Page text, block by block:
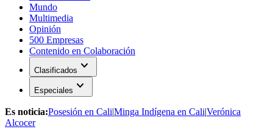
Mundo
Multimedia
Opinión
500 Empresas
Contenido en Colaboración
Clasificados expand_more
Especiales expand_more
Es noticia:Posesión en Cali|Minga Indígena en Cali|Verónica
Alcocer